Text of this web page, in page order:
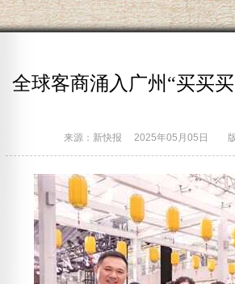
全球客商涌入广州“买买
来源：新快报 2025年05月05日